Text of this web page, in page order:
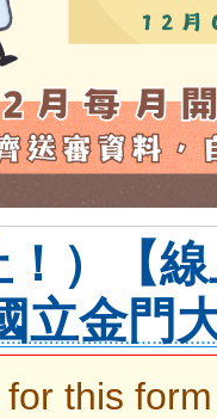
！）【
立金門
this